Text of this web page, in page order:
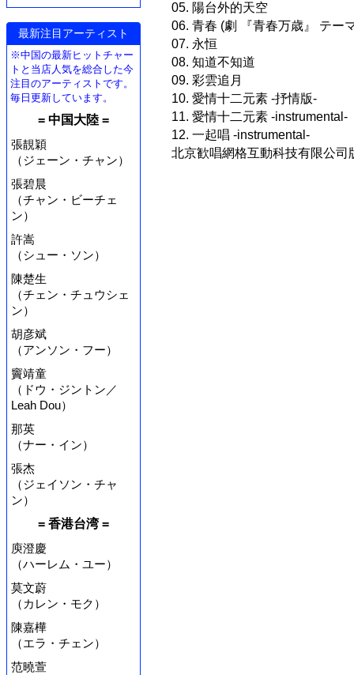
最新注目アーティスト
※中国の最新ヒットチャー
トと当店人気を総合した今
注目のアーティストです。
毎日更新しています。
= 中国大陸 =
張靚穎
（ジェーン・チャン）
張碧晨
（チャン・ビーチェ
ン）
許嵩
（シュー・ソン）
陳楚生
（チェン・チュウシェ
ン）
胡彦斌
（アンソン・フー）
竇靖童
（ドウ・ジントン／
Leah Dou）
那英
（ナー・イン）
張杰
（ジェイソン・チャ
ン）
= 香港台湾 =
庾澄慶
（ハーレム・ユー）
莫文蔚
（カレン・モク）
陳嘉樺
（エラ・チェン）
范曉萱
05. 陽台外的天空
06. 青春 (劇 『青春万歳』 テー
07. 永恒
08. 知道不知道
09. 彩雲追月
10. 愛情十二元素 -抒情版-
11. 愛情十二元素 -instrumental-
12. 一起唱 -instrumental-
北京歓唱網格互動科技有限公司